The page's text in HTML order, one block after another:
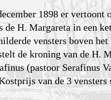
1898 er vertoont
H. Margareta in een
vensters boven het
de kroning van de H.
(pastoor Serafinus
van de 3 vensters